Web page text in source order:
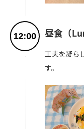
12:00 昼食（
工夫を凝ら
す。